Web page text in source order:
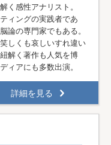
く感性アナリスト。
ィングの実践者であ
論の専門家でもある。
しくも哀しいすれ違い
解く著作も人気を博
ィアにも多数出演。
詳細を見る